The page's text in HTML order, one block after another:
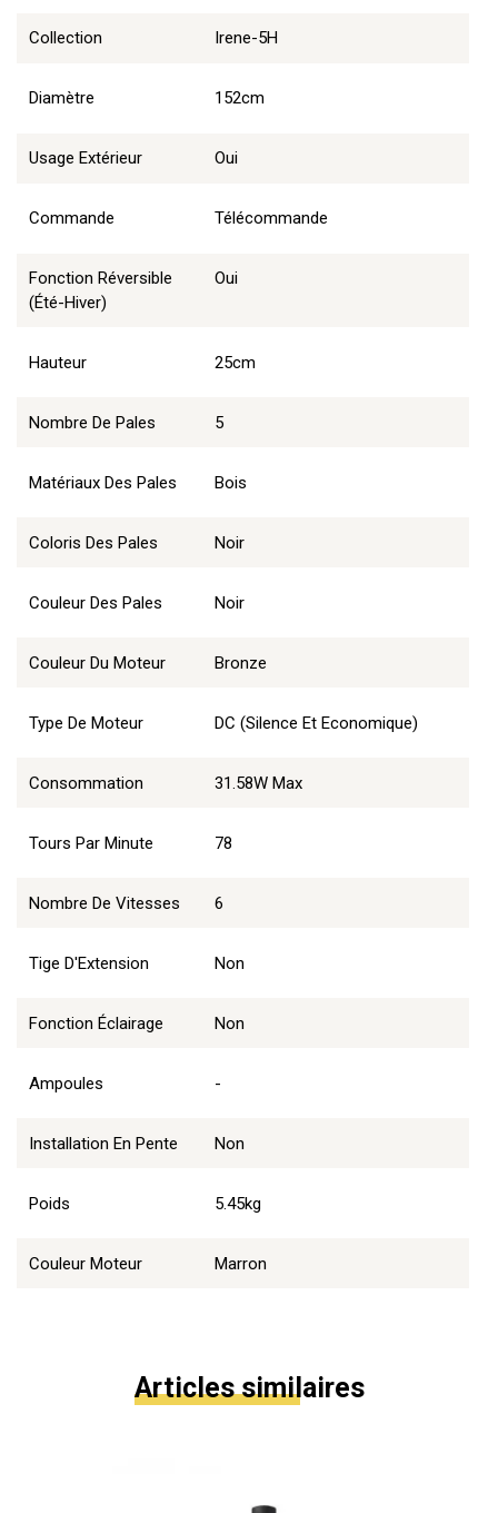
Collection Irene-5H
Diamètre 152cm
Usage Extérieur Oui
Commande Télécommande
Fonction Réversible
(été-Hiver)
Oui
Hauteur 25cm
Nombre De Pales 5
Matériaux Des Pales Bois
Coloris Des Pales Noir
Couleur Des Pales Noir
Couleur Du Moteur Bronze
Type De Moteur DC (Silence Et Economique)
Consommation 31.58W Max
Tours Par Minute 78
Nombre De Vitesses 6
Tige D'Extension Non
Fonction Éclairage Non
Ampoules -
Installation En Pente Non
Poids 5.45kg
Couleur Moteur Marron
Articles similaires